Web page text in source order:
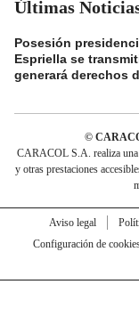
Últimas
Posesión
Espriella se
generará derechos
©
CARACOL S.A. realiza una
y otras prestaciones
Aviso legal
Configuración de